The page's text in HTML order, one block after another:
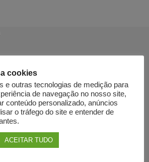
cookies
e outras tecnologias de medição para
de navegação no nosso site,
conteúdo personalizado, anúncios
o tráfego do site e entender de
ACEITAR TUDO